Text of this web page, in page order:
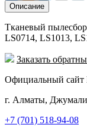
Описание
Тканевый
LS0714, LS1013,
Заказать
Официальный сайт
г. Алматы,
+7 (701) 518-94-08